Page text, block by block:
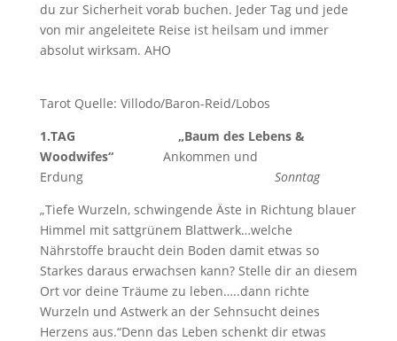
du zur Sicherheit vorab buchen. Jeder Tag und jede
von mir angeleitete Reise ist heilsam und immer
absolut wirksam. AHO
Tarot Quelle: Villodo/Baron-Reid/Lobos
1.TAG „Baum des Lebens &
Woodwifes“ Ankommen und
Erdung
Sonntag
„Tiefe Wurzeln, schwingende Äste in Richtung blauer
Himmel mit sattgrünem Blattwerk…welche
Nährstoffe braucht dein Boden damit etwas so
Starkes daraus erwachsen kann? Stelle dir an diesem
Ort vor deine Träume zu leben…..dann richte
Wurzeln und Astwerk an der Sehnsucht deines
Herzens aus.“Denn das Leben schenkt dir etwas